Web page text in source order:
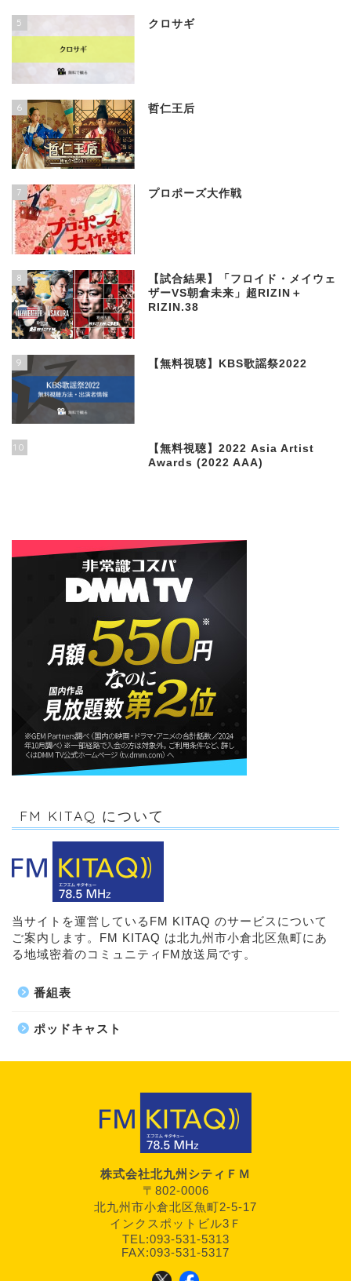
5 クロサギ
6 哲仁王后
7 プロポーズ大作戦
8
【試合結果】「フロイド・メイウェ
ザーVS朝倉未来」超RIZIN＋
RIZIN.38
9 【無料視聴】KBS歌謡祭2022
10
【無料視聴】2022 Asia Artist
Awards (2022 AAA)
FM KITAQ について
当サイトを運営しているFM KITAQ のサービスについて
ご案内します。FM KITAQ は北九州市小倉北区魚町にあ
る地域密着のコミュニティFM放送局です。
番組表
ポッドキャスト
株式会社北九州シティＦＭ
〒802-0006
北九州市小倉北区魚町2-5-17
インクスポットビル3Ｆ
TEL:093-531-5313
FAX:093-531-5317